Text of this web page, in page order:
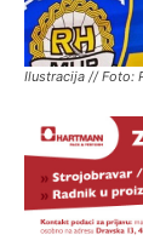
Ilustracija // Foto: